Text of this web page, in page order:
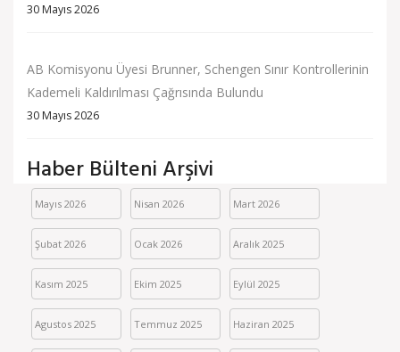
30 Mayıs 2026
AB Komisyonu Üyesi Brunner, Schengen Sınır Kontrollerinin
Kademeli Kaldırılması Çağrısında Bulundu
30 Mayıs 2026
Haber Bülteni Arşivi
Mayıs 2026 Nisan 2026 Mart 2026
Şubat 2026 Ocak 2026 Aralık 2025
Kasım 2025 Ekim 2025 Eylül 2025
Agustos 2025 Temmuz 2025 Haziran 2025